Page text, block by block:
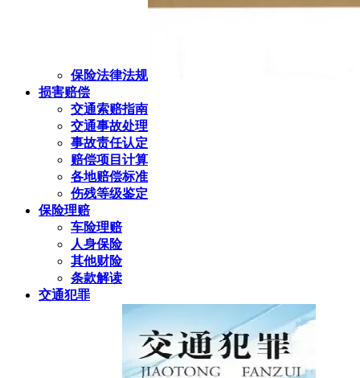
保险法律法规
损害赔偿
交通索赔指南
交通事故处理
事故责任认定
赔偿项目计算
各地赔偿标准
伤残等级鉴定
保险理赔
车险理赔
人身保险
其他财险
条款解读
交通犯罪